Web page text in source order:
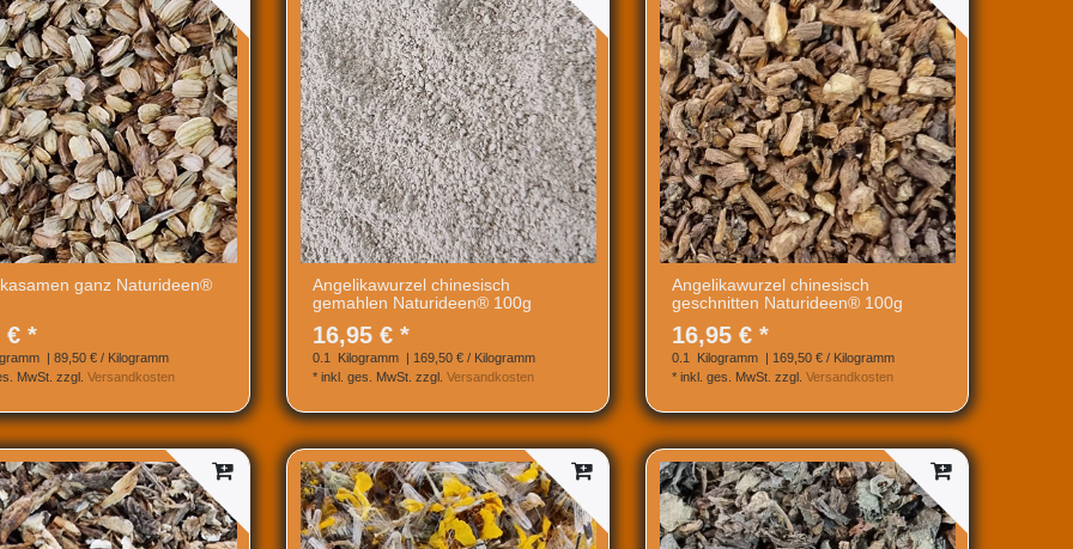
ganz Naturideen®
€ *
| 89,50 € / Kilogramm
MwSt. zzgl. Versandkosten
Angelikawurzel chinesisch
gemahlen Naturideen® 100g
16,95 € *
0.1 Kilogramm | 169,50 € / Kilogramm
* inkl. ges. MwSt. zzgl. Versandkosten
Angelikawurzel chinesisch
geschnitten Naturideen® 100g
16,95 € *
0.1 Kilogramm | 169,50 € / Kilogramm
* inkl. ges. MwSt. zzgl. Versandkosten